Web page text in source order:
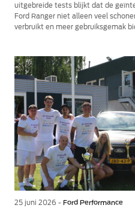
uitgebreide tests blijkt dat de
Ford Ranger niet alleen veel
verbruikt en meer gebruiksgemak
25 juni 2026 - Ford Performance